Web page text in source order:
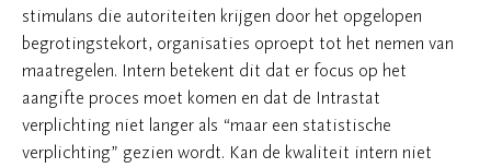
stimulans die autoriteiten krijgen door het opgelopen
begrotingstekort, organisaties oproept tot het nemen van
maatregelen. Intern betekent dit dat er focus op het
aangifte proces moet komen en dat de Intrastat
verplichting niet langer als “maar een statistische
verplichting” gezien wordt. Kan de kwaliteit intern niet